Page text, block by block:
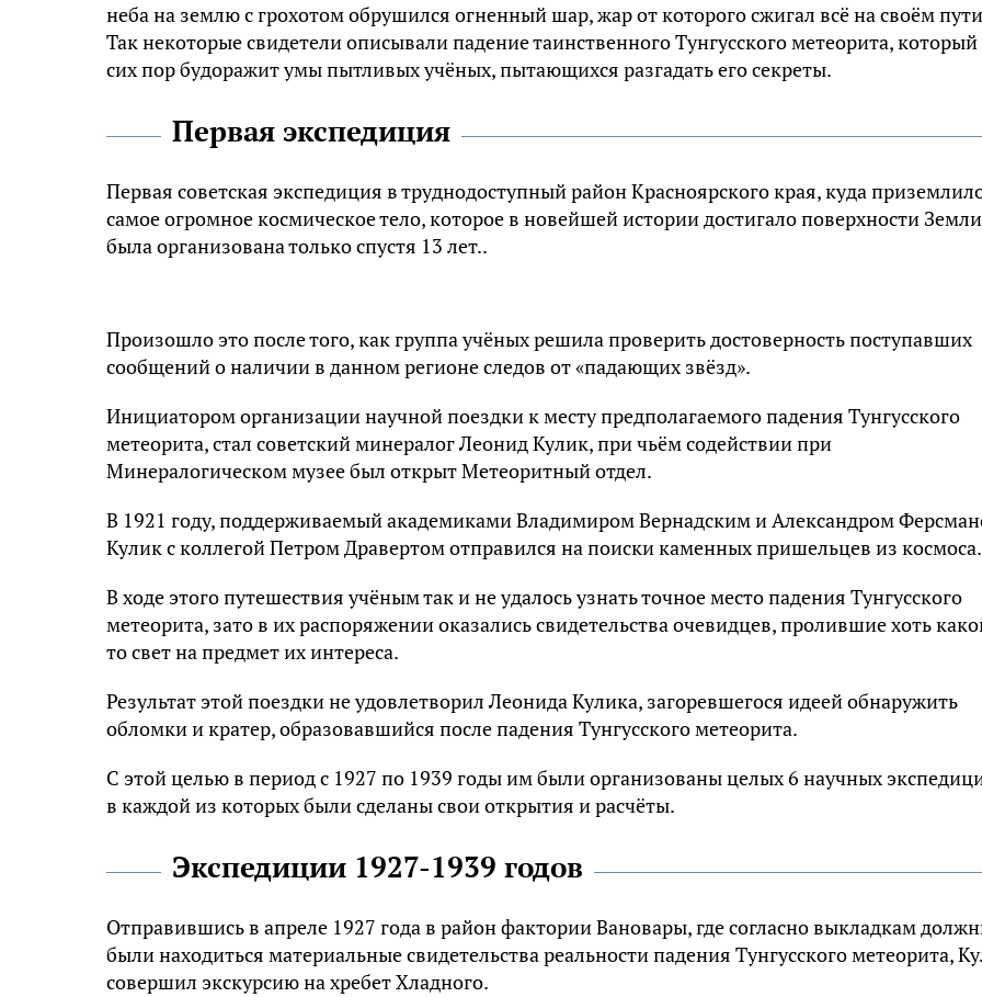
неба на землю с грохотом обрушился огненный шар, жар от которого сжигал всё на своём
Так некоторые свидетели описывали падение таинственного Тунгусского метеорита,
сих пор будоражит умы пытливых учёных, пытающихся разгадать его секреты.
Первая экспедиция
Первая советская экспедиция в труднодоступный район Красноярского края, куда
самое огромное космическое тело, которое в новейшей истории достигало поверхности
была организована только спустя 13 лет..
Произошло это после того, как группа учёных решила проверить достоверность поступавших
сообщений о наличии в данном регионе следов от «падающих звёзд».
Инициатором организации научной поездки к месту предполагаемого падения Тунгусского
метеорита, стал советский минералог Леонид Кулик, при чьём содействии при
Минералогическом музее был открыт Метеоритный отдел.
В 1921 году, поддерживаемый академиками Владимиром Вернадским и Александром
Кулик с коллегой Петром Дравертом отправился на поиски каменных пришельцев из космоса.
В ходе этого путешествия учёным так и не удалось узнать точное место падения Тунгусского
метеорита, зато в их распоряжении оказались свидетельства очевидцев, пролившие хоть
то свет на предмет их интереса.
Результат этой поездки не удовлетворил Леонида Кулика, загоревшегося идеей обнаружить
обломки и кратер, образовавшийся после падения Тунгусского метеорита.
С этой целью в период с 1927 по 1939 годы им были организованы целых 6 научных
в каждой из которых были сделаны свои открытия и расчёты.
Экспедиции 1927-1939 годов
Отправившись в апреле 1927 года в район фактории Вановары, где согласно выкладкам
были находиться материальные свидетельства реальности падения Тунгусского метеорита,
совершил экскурсию на хребет Хладного.